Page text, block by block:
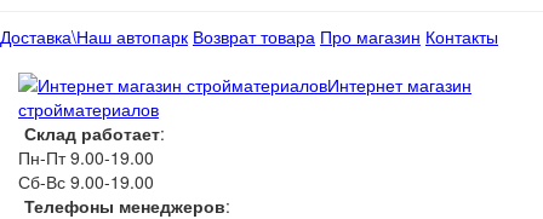
Доставка\Наш автопарк Возврат товара Про магазин Контакты
Интернет магазин
стройматериалов
Склад работает:
Пн-Пт 9.00-19.00
Сб-Вс 9.00-19.00
Телефоны менеджеров: